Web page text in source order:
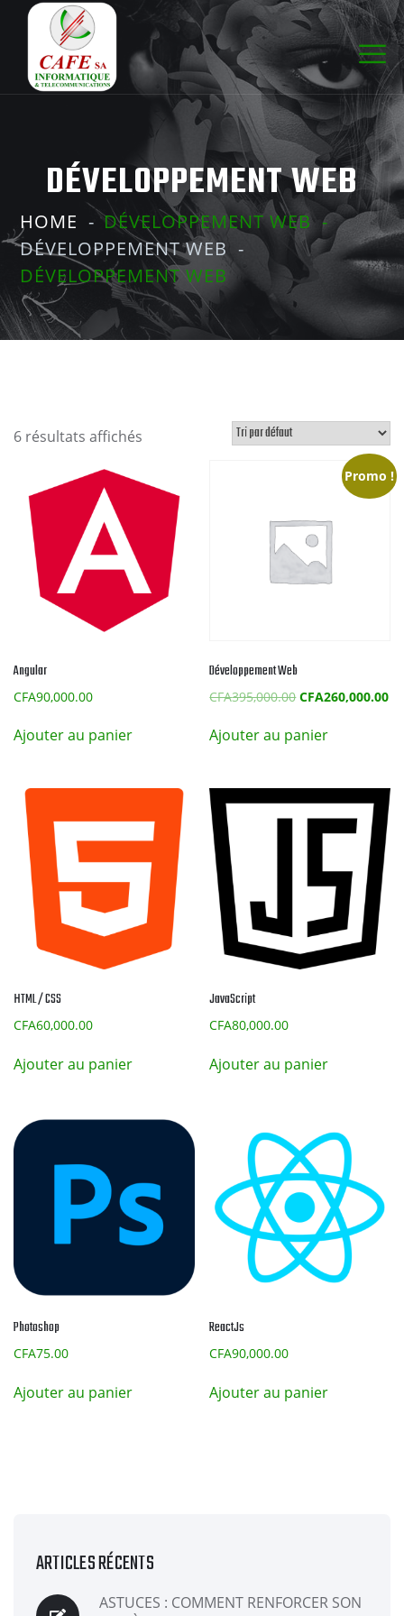
DÉVELOPPEMENT WEB
HOME
DÉVELOPPEMENT WEB
DÉVELOPPEMENT WEB
DÉVELOPPEMENT WEB
6 résultats affichés
Angular
CFA90,000.00
Ajouter au panier
Promo !
Développement Web
CFA395,000.00Le
initial
CFA260,000.00Le
Ajouter au panier
HTML / CSS
CFA60,000.00
Ajouter au panier
JavaScript
CFA80,000.00
Ajouter au panier
Photoshop
CFA75.00
Ajouter au panier
ReactJs
CFA90,000.00
Ajouter au panier
ARTICLES RÉCENTS
ASTUCES : COMMENT RENFORCER SON